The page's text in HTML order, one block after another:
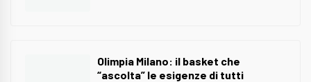
Olimpia Milano: il basket che
“ascolta” le esigenze di tutti